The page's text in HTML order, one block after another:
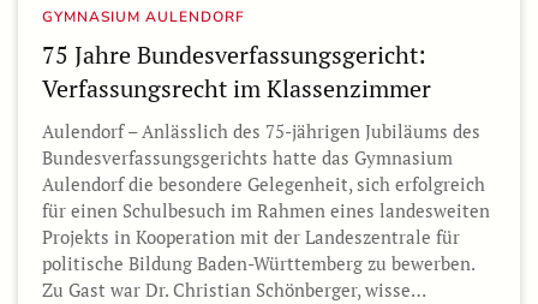
GYMNASIUM AULENDORF
75 Jahre Bundesverfassungsgericht:
Verfassungsrecht im Klassenzimmer
Aulendorf – Anlässlich des 75-jährigen Jubiläums des
Bundesverfassungsgerichts hatte das Gymnasium
Aulendorf die besondere Gelegenheit, sich erfolgreich
für einen Schulbesuch im Rahmen eines landesweiten
Projekts in Kooperation mit der Landeszentrale für
politische Bildung Baden-Württemberg zu bewerben.
Zu Gast war Dr. Christian Schönberger, wisse…